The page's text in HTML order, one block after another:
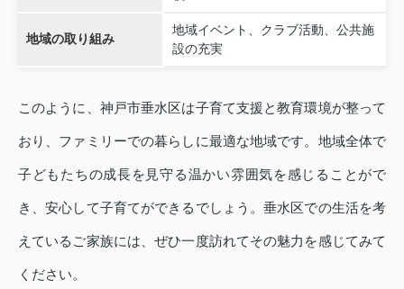
地域の取り組み
地域イベント、クラブ活動、公共施
設の充実
このように、神戸市垂水区は子育て支援と教育環境が整って
おり、ファミリーでの暮らしに最適な地域です。地域全体で
子どもたちの成長を見守る温かい雰囲気を感じることがで
き、安心して子育てができるでしょう。垂水区での生活を考
えているご家族には、ぜひ一度訪れてその魅力を感じてみて
ください。